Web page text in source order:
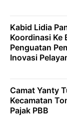
Kabid Lidia
Koordinasi Ke
Penguatan
Inovasi
Camat Yanty
Kecamatan
Pajak PBB